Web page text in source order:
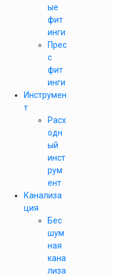
ые
фит
инги
Прес
с
фит
инги
Инструмен
т
Расх
одн
ый
инст
рум
ент
Канализа
ция
Бес
шум
ная
кана
лиза